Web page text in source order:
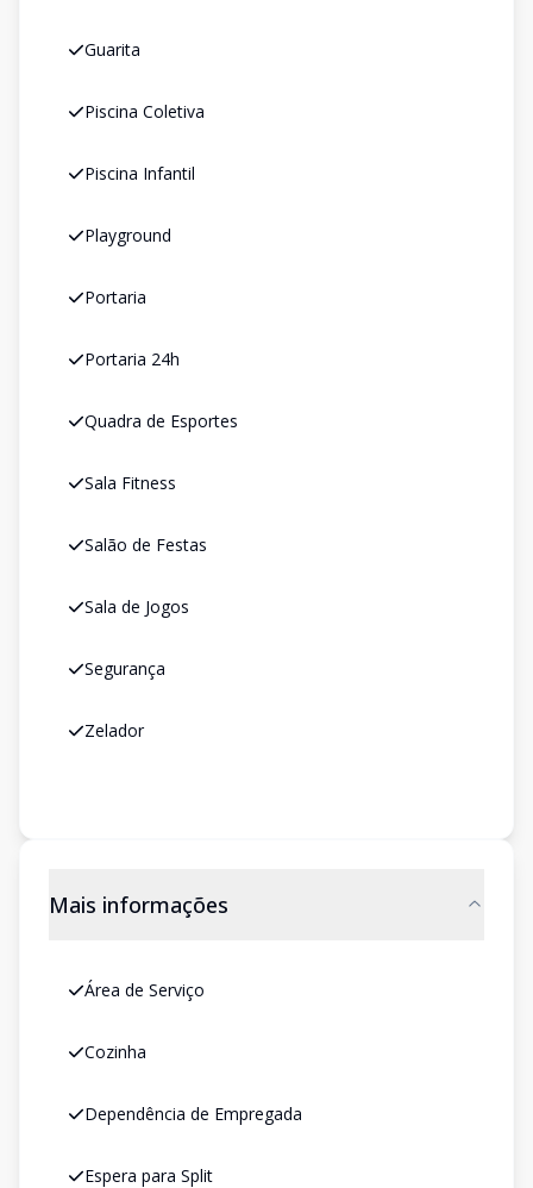
Guarita
Piscina Coletiva
Piscina Infantil
Playground
Portaria
Portaria 24h
Quadra de Esportes
Sala Fitness
Salão de Festas
Sala de Jogos
Segurança
Zelador
Mais informações
Área de Serviço
Cozinha
Dependência de Empregada
Espera para Split